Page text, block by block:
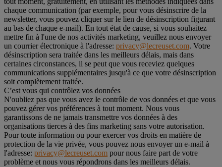
chaque communication (par exemple, pour vous désinscrire de la
newsletter, vous pouvez cliquer sur le lien de désinscription figurant
au bas de chaque e-mail). En tout état de cause, si vous souhaitez
mettre fin à l'une de nos activités marketing, veuillez nous envoyer
un courrier électronique à l'adresse: privacy@lecreuset.com. Votre
désinscription sera traitée dans les meilleurs délais, mais dans
certaines circonstances, il se peut que vous receviez quelques
communications supplémentaires jusqu'à ce que votre désinscription
soit complètement traitée.
C’est vous qui contrôlez vos données
N'oubliez pas que vous avez le contrôle de vos données et que vous
pouvez gérer vos préférences à tout moment. Nous vous
garantissons de ne jamais transmettre vos données à des
organisations tierces à des fins marketing sans votre autorisation.
Pour toute information ou pour exercer vos droits en matière de
protection de la vie privée, vous pouvez nous envoyer un e-mail à
l'adresse: privacy@lecreuset.com pour nous faire part de votre
problème et nous vous répondrons dans les meilleurs délais.